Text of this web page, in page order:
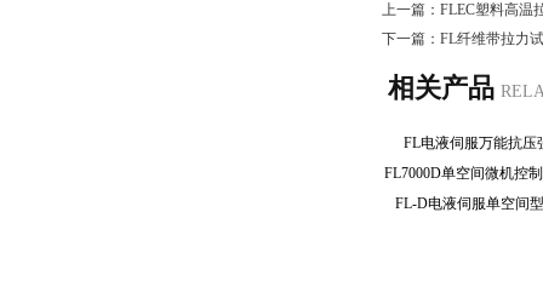
上一篇： FLEC塑料高温
下一篇： FL纤维带拉力
相关产品
FL电液伺服万能抗
FL-D电液伺服单空间